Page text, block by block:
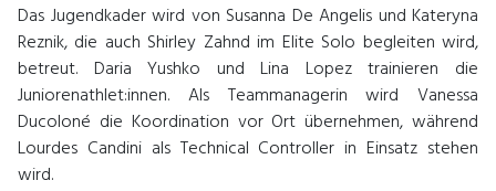
Das Jugendkader wird von Susanna De Angelis und Kateryna
Reznik, die auch Shirley Zahnd im Elite Solo begleiten wird,
betreut. Daria Yushko und Lina Lopez trainieren die
Juniorenathlet:innen. Als Teammanagerin wird Vanessa
Ducoloné die Koordination vor Ort übernehmen, während
Lourdes Candini als Technical Controller in Einsatz stehen
wird.